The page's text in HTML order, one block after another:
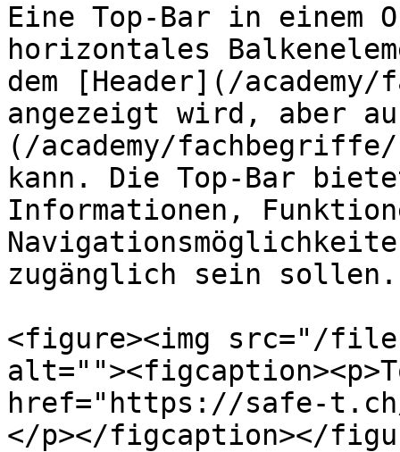
Eine Top-Bar in einem
horizontales
dem [Header](/
angezeigt wird, aber
(/academy/
kann. Die Top-Bar
Informationen,
zugänglich sein sollen.
<figure><img src="/files/
href="https://safe-
</p></figcaption></